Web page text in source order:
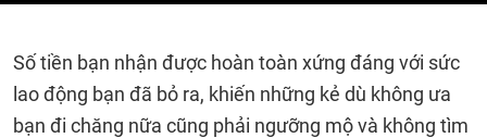
Số tiền bạn nhận được hoàn toàn xứng đáng với sức
lao động bạn đã bỏ ra, khiến những kẻ dù không ưa
bạn đi chăng nữa cũng phải ngưỡng mộ và không tìm